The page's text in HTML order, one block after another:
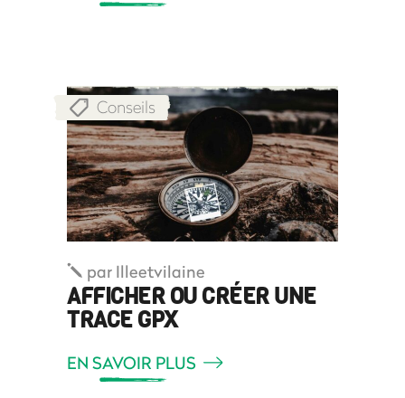
Conseils
par Illeetvilaine
AFFICHER OU CRÉER UNE
TRACE GPX
EN SAVOIR PLUS